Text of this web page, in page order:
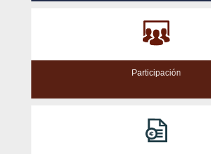
Participación